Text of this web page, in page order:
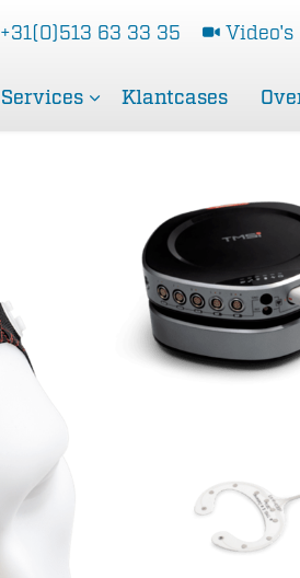
Services Klantcases
+31(0)513 63 33 35 Video's